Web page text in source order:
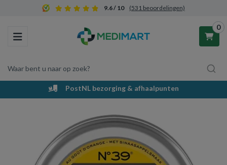
9.6 / 10 (531 beoordelingen)
Toggle navigation
Waar bent u naar op zoek?
0
Winkelwagen
Uw winkelwagen is leeg.
Vul hem met producten.
PostNL bezorging & afhaalpunten